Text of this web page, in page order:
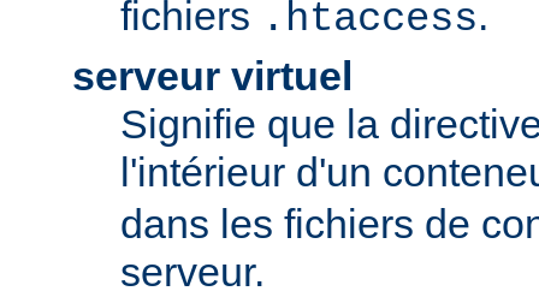
fichiers .htaccess.
serveur virtuel
Signifie que la
l'intérieur d'un
dans les fichiers de
serveur.